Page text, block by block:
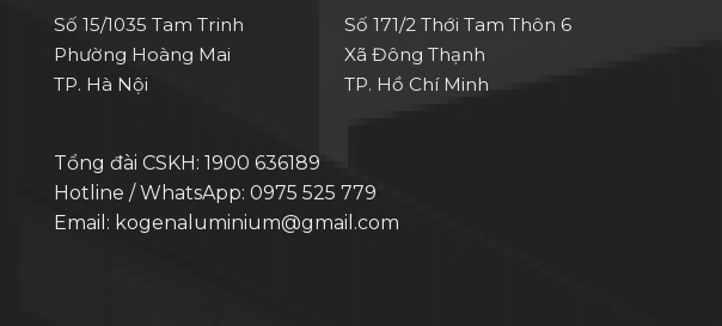
Số 15/1035 Tam Trinh
Phường Hoàng Mai
TP. Hà Nội
Số 171/2 Thới Tam Thôn 6
Xã Đông Thạnh
TP. Hồ Chí Minh
Tổng đài CSKH: 1900 636189
Hotline / WhatsApp: 0975 525 779
Email: kogenaluminium@gmail.com